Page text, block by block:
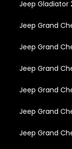
Jeep Gladiator
Jeep Grand
Jeep Grand
Jeep Grand
Jeep Grand
Jeep Grand
Jeep Grand